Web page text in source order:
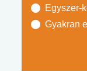
Egyszer-
Gyakran